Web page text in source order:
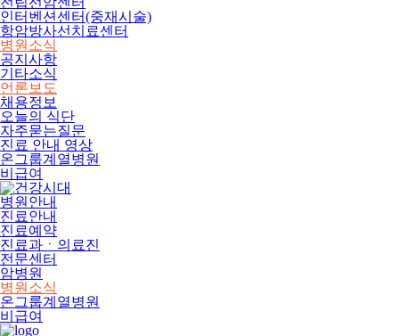
인터벤션센터(중재시술)
항암방사선치료센터
병원소식
공지사항
기타소식
언론보도
채용정보
오늘의 식단
자주묻는질문
진료 안내 영상
온그룹계열병원
비급여
병원안내
진료안내
진료예약
진료과ㆍ의료진
전문센터
암병원
병원소식
온그룹계열병원
비급여